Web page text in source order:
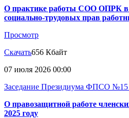
О практике работы СОО ОПРК в
социально-трудовых прав
Просмотр
Скачать656 Кбайт
07 июля 2026 00:00
Заседание Президиума ФПСО №15
О правозащитной работе
2025 году